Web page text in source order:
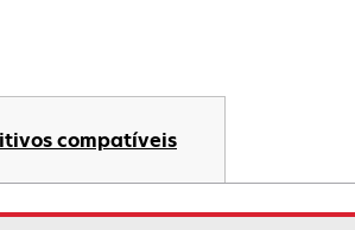
compatíveis